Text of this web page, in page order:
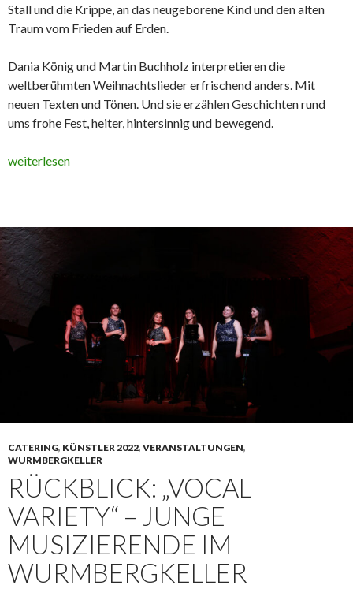
Stall und die Krippe, an das neugeborene Kind und den alten
Traum vom Frieden auf Erden.
Dania König und Martin Buchholz interpretieren die
weltberühmten Weihnachtslieder erfrischend anders. Mit
neuen Texten und Tönen. Und sie erzählen Geschichten rund
ums frohe Fest, heiter, hintersinnig und bewegend.
weiterlesen
CATERING, KÜNSTLER 2022, VERANSTALTUNGEN,
WURMBERGKELLER
RÜCKBLICK: „VOCAL
VARIETY“ – JUNGE
MUSIZIERENDE IM
WURMBERGKELLER